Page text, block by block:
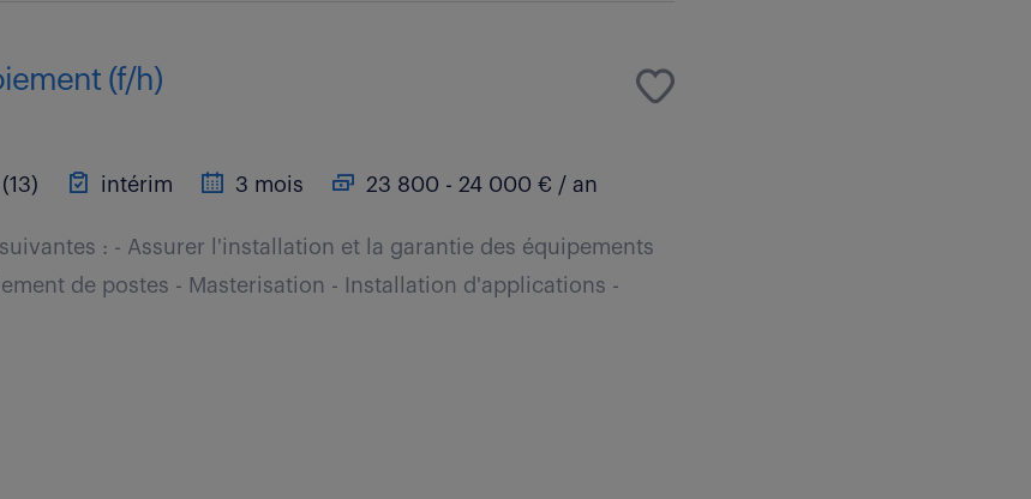
(f/h)
intérim 3 mois 23 800 - 24 000 € / an
: - Assurer l'installation et la garantie des équipements
de postes - Masterisation - Installation d'applications -